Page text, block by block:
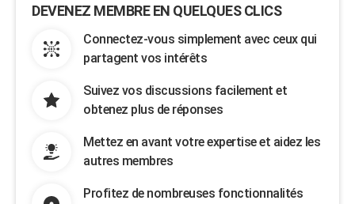
DEVENEZ MEMBRE EN QUELQUES CLICS
Connectez-vous simplement avec ceux qui
partagent vos intérêts
Suivez vos discussions facilement et
obtenez plus de réponses
Mettez en avant votre expertise et aidez les
autres membres
Profitez de nombreuses fonctionnalités